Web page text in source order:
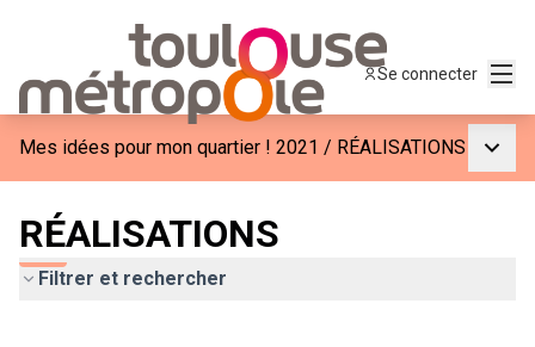
Se connecter
Mes idées pour mon quartier ! 2021 / RÉALISATIONS
RÉALISATIONS
Filtrer et rechercher